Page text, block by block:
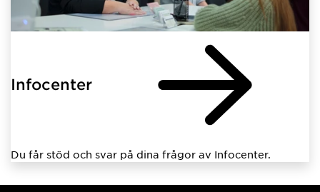
Infocenter
Du får stöd och svar på dina frågor av Infocenter.